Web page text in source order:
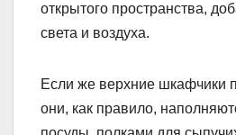
открытого пространства,
света и воздуха.
Если же верхние шкафчики
они, как правило,